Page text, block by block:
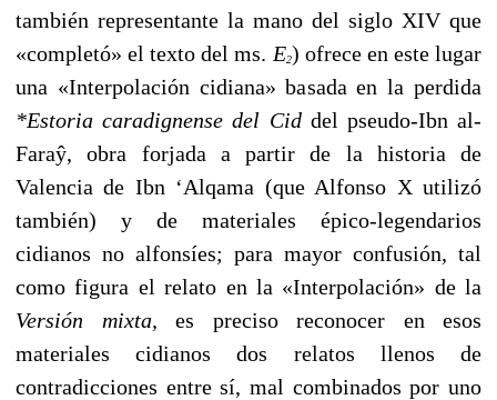
también representante la mano del siglo XIV que
«completó» el texto del ms. E2) ofrece en este lugar
una «Interpolación cidiana» basada en la perdida
*Estoria caradignense del Cid del pseudo-Ibn al-
Faraŷ, obra forjada a partir de la historia de
Valencia de Ibn ‘Alqama (que Alfonso X utilizó
también) y de materiales épico-legendarios
cidianos no alfonsíes; para mayor confusión, tal
como figura el relato en la «Interpolación» de la
Versión mixta, es preciso reconocer en esos
materiales cidianos dos relatos llenos de
contradicciones entre sí, mal combinados por uno